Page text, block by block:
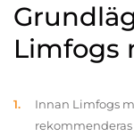
Limfogs
Innan Limfogs